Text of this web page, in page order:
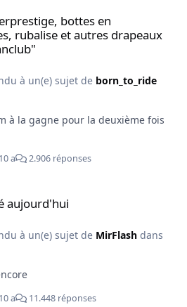
bottes en
rubalise et autres drapeaux
à un(e) sujet de born_to_ride
à la gagne pour la deuxième fois
10 a 2.906 réponses
aujourd'hui
à un(e) sujet de MirFlashdans
10 a 11.448 réponses